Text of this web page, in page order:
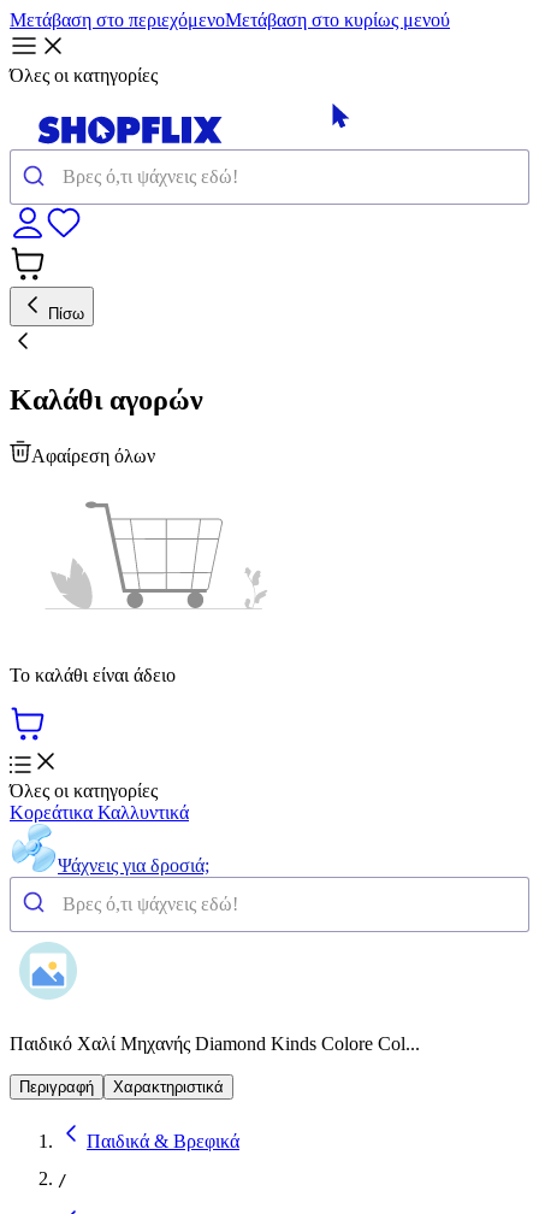
Μετάβαση στο περιεχόμενοΜετάβαση στο κυρίως μενού
Όλες οι κατηγορίες
Πίσω
Καλάθι αγορών
Αφαίρεση όλων
Το καλάθι είναι άδειο
Όλες οι κατηγορίες
Κορεάτικα Καλλυντικά
Ψάχνεις για δροσιά;
Παιδικό Χαλί Μηχανής Diamond Kinds Colore Col...
Περιγραφή Χαρακτηριστικά
Παιδικά & Βρεφικά
/